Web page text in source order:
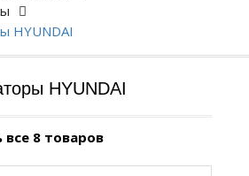
HYUNDAI
HYUNDAI
все 8 товаров